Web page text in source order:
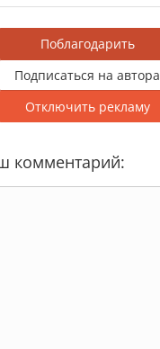
Поблагодарить
Подписаться на автора
Отключить рекламу
комментарий: